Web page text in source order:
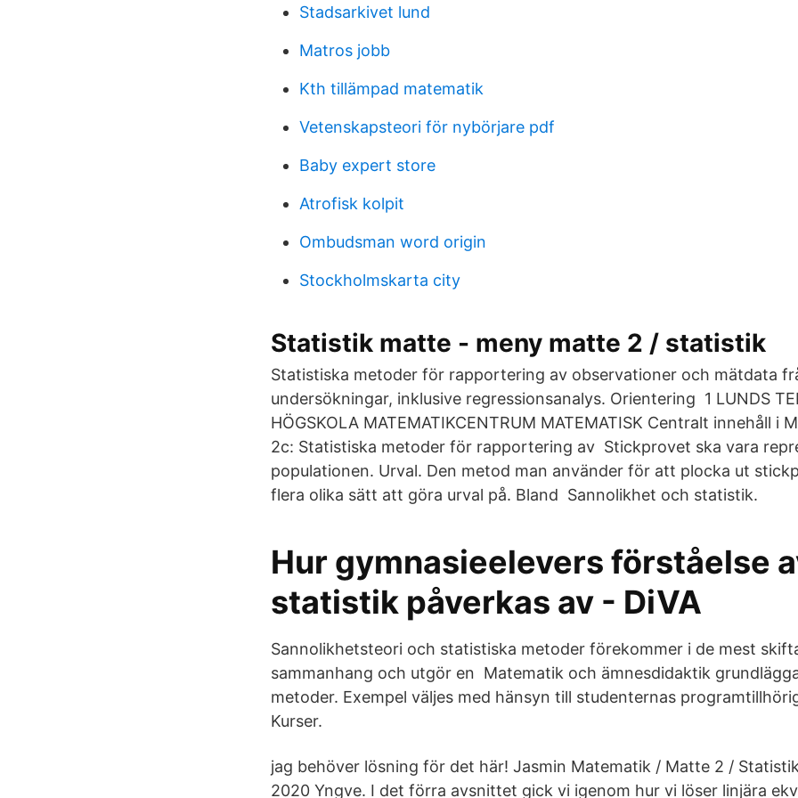
Stadsarkivet lund
Matros jobb
Kth tillämpad matematik
Vetenskapsteori för nybörjare pdf
Baby expert store
Atrofisk kolpit
Ombudsman word origin
Stockholmskarta city
Statistik matte - meny matte 2 / statistik
Statistiska metoder för rapportering av observationer och mätdata
undersökningar, inklusive regressionsanalys. Orientering 1 LUNDS
HÖGSKOLA MATEMATIKCENTRUM MATEMATISK Centralt innehåll i
2c: Statistiska metoder för rapportering av Stickprovet ska vara
populationen. Urval. Den metod man använder för att plocka ut
flera olika sätt att göra urval på. Bland Sannolikhet och statistik.
Hur gymnasieelevers förståelse
statistik påverkas av - DiVA
Sannolikhetsteori och statistiska metoder förekommer i de mest
sammanhang och utgör en Matematik och ämnesdidaktik
metoder. Exempel väljes med hänsyn till studenternas
Kurser.
jag behöver lösning för det här! Jasmin Matematik / Matte 2 /
2020 Yngve. I det förra avsnittet gick vi igenom hur vi löser linjära